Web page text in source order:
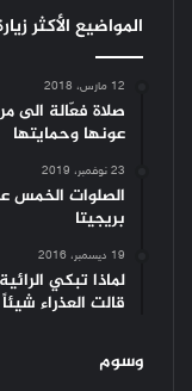
المواضيع الأكثر
12 مارس، 2018
صلاة فعّالة الى
عونها وحمايتها
23 نوفمبر، 2019
الصلوات الخمس
بريجيتا
19 ديسمبر، 2016
لماذا تبكي
قالت العذراء
وسوم